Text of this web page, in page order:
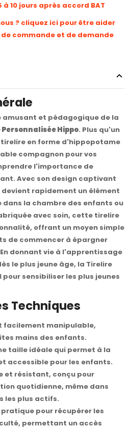
10 jours après accord BAT
? cliquez ici pour être aider
commande et de demande
amusant et pédagogique de la
Hippo. Plus qu'un
en forme d'hippopotame
compagnon pour vos
l'importance de
Avec son design captivant
devient rapidement un élément
la chambre des enfants ou
avec soin, cette tirelire
offrant un moyen simple
de commencer à épargner
donnant vie à l'apprentissage
le plus jeune âge, la Tirelire
sensibiliser les plus jeunes
Techniques
facilement manipulable,
mains des enfants.
taille idéale qui permet à la
accessible pour les enfants.
et résistant, conçu pour
quotidienne, même dans
les plus actifs.
pratique pour récupérer les
permettant un accès